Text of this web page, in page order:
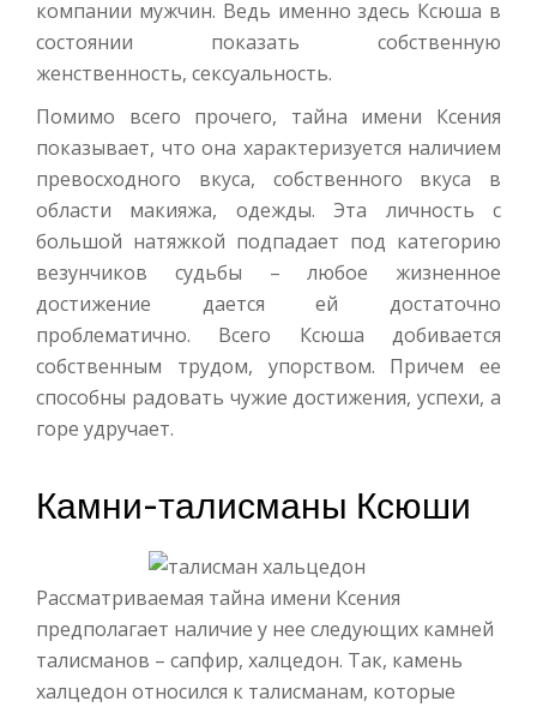
компании мужчин. Ведь именно здесь Ксюша в
состоянии показать собственную
женственность, сексуальность.
Помимо всего прочего, тайна имени Ксения
показывает, что она характеризуется наличием
превосходного вкуса, собственного вкуса в
области макияжа, одежды. Эта личность с
большой натяжкой подпадает под категорию
везунчиков судьбы – любое жизненное
достижение дается ей достаточно
проблематично. Всего Ксюша добивается
собственным трудом, упорством. Причем ее
способны радовать чужие достижения, успехи, а
горе удручает.
Камни-талисманы Ксюши
Рассматриваемая тайна имени Ксения
предполагает наличие у нее следующих камней
талисманов – сапфир, халцедон. Так, камень
халцедон относился к талисманам, которые